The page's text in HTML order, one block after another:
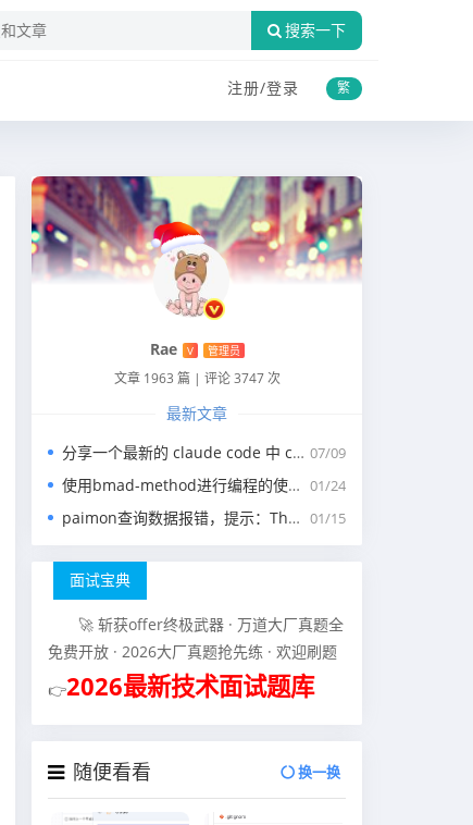
搜索一下
注册/登录 繁
Rae V 管理员
文章 1963 篇 | 评论 3747 次
最新文章
07/09
分享一个最新的 claude code 中 claude.md 写代码的规约文件
01/24
使用bmad-method进行编程的使用指南
01/15
paimon查询数据报错，提示：The specified scan snapshotId 15845 is out of available snapshotId range [17875, 178
面试宝典
🚀 斩获offer终极武器 · 万道大厂真题全
免费开放 · 2026大厂真题抢先练 · 欢迎刷题
👉2026最新技术面试题库
随便看看 换一换